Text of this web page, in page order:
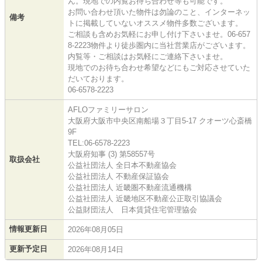
備考
お問い合わせ頂いた物件は勿論のこと、インターネッ
トに掲載していないオススメ物件多数ございます。
ご相談も含めお気軽にお申し付け下さいませ。06-657
8-2223物件より徒歩圏内に当社営業店がございます。
内覧等・ご相談はお気軽にご連絡下さいませ。
現地でのお待ち合わせ希望などにもご対応させていた
だいております。
06-6578-2223
取扱会社
AFLOファミリーサロン
大阪府大阪市中央区南船場３丁目5-17 クオーツ心斎橋
9F
TEL:06-6578-2223
大阪府知事 (3) 第58557号
公益社団法人 全日本不動産協会
公益社団法人 不動産保証協会
公益社団法人 近畿圏不動産流通機構
公益社団法人 近畿地区不動産公正取引協議会
公益財団法人 日本賃貸住宅管理協会
情報更新日 2026年08月05日
更新予定日 2026年08月14日